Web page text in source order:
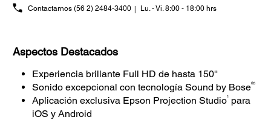
Contactarnos (56 2) 2484-3400 Lu. - Vi. 8:00 - 18:00 hrs
Aspectos Destacados
Experiencia brillante Full HD de hasta 150''
Sonido excepcional con tecnología Sound by Bose®5
Aplicación exclusiva Epson Projection Studio1
para
iOS y Android